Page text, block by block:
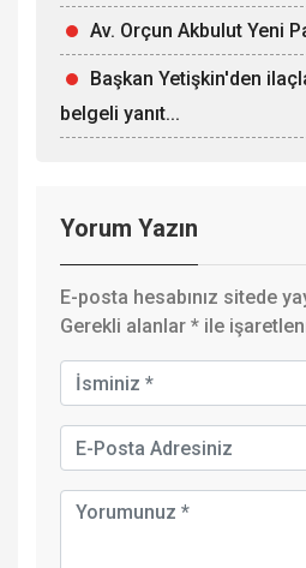
Av. Orçun Akbulut Yeni
Başkan Yetişkin'den
belgeli yanıt...
Yorum Yazın
E-posta hesabınız sitede
Gerekli alanlar * ile